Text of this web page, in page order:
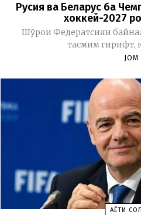
Русия ва Беларус ба
хоккей-2027
Шӯрои Федератсияи
тасмим гирифт,
JOM
ҲАЁТИ